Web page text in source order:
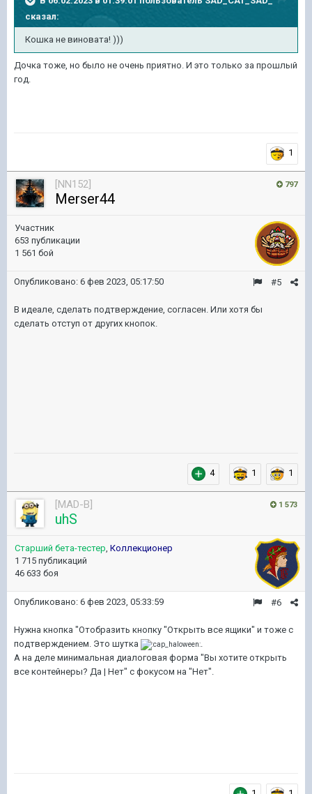
сказал:
Кошка не виновата! )))
Дочка тоже, но было не очень приятно. И это только за прошлый
год.
1
797
[NN152]
Merser44
Участник
653 публикации
1 561 бой
#5
Опубликовано: 6 фев 2023, 05:17:50
В идеале, сделать подтверждение, согласен. Или хотя бы
сделать отступ от других кнопок.
4 1 1
1 573
[MAD-B]
uhS
Старший бета-тестер, Коллекционер
1 715 публикаций
46 633 боя
#6
Опубликовано: 6 фев 2023, 05:33:59
Нужна кнопка "Отобразить кнопку "Открыть все ящики" и тоже с
подтверждением. Это шутка
.
А на деле минимальная диалоговая форма "Вы хотите открыть
все контейнеры? Да | Нет" с фокусом на "Нет".